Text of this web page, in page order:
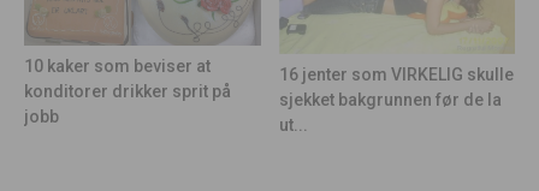
10 kaker som beviser at
konditorer drikker sprit på
jobb
16 jenter som VIRKELIG skulle
sjekket bakgrunnen før de la
ut...